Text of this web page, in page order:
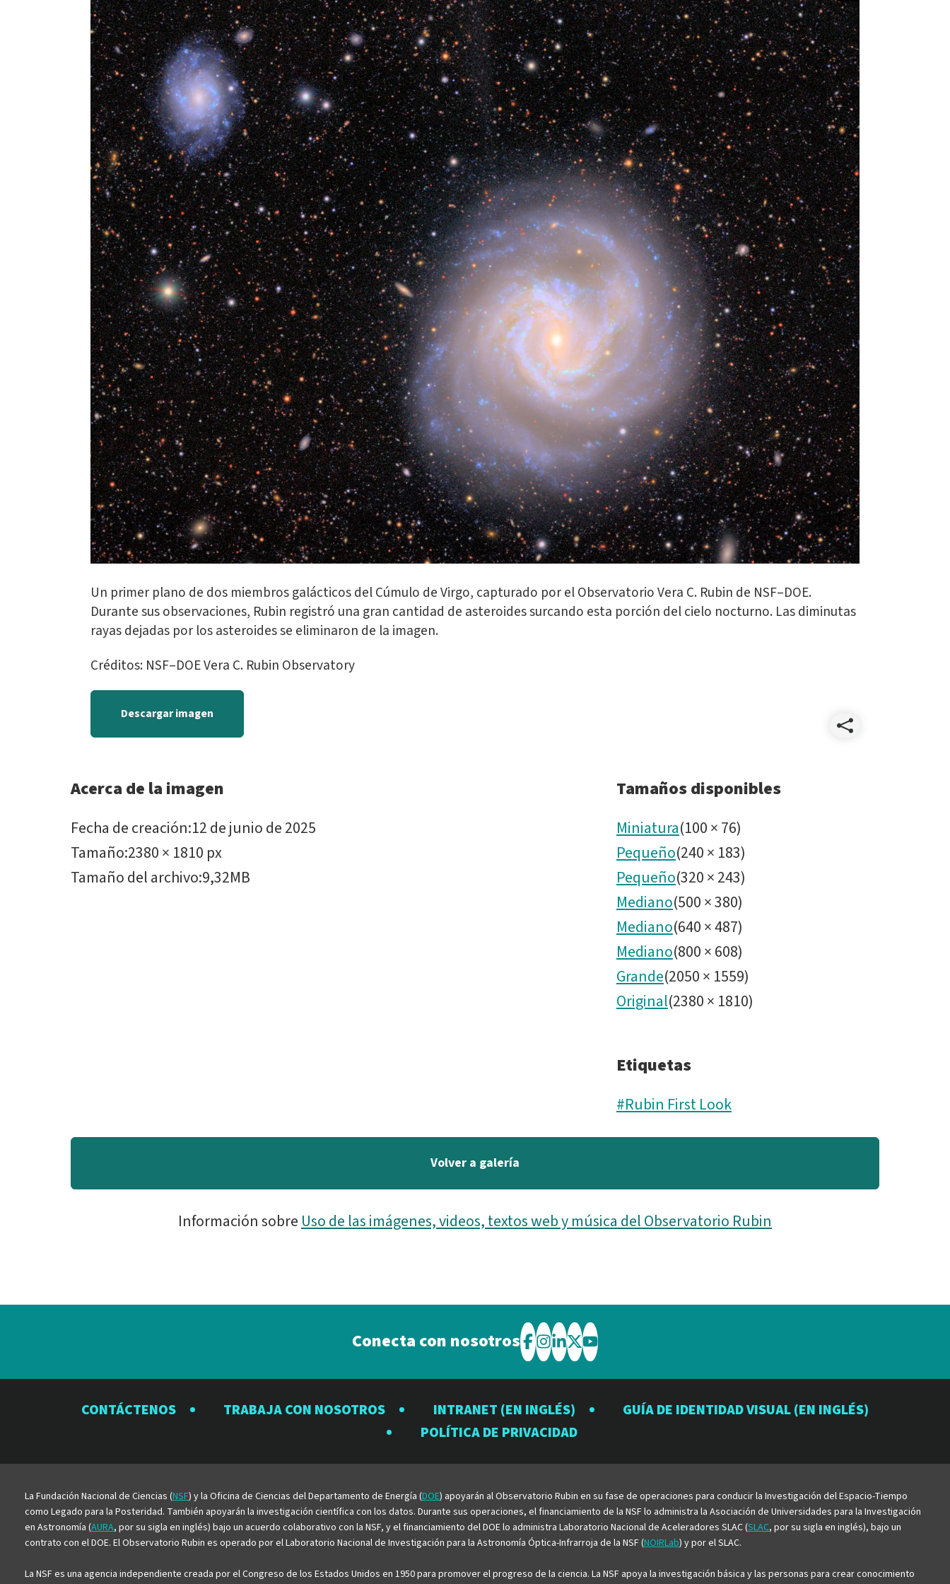
Un primer plano de dos miembros galácticos del Cúmulo de Virgo, capturado por el Observatorio Vera C. Rubin de NSF–DOE.
Durante sus observaciones, Rubin registró una gran cantidad de asteroides surcando esta porción del cielo nocturno. Las diminutas
rayas dejadas por los asteroides se eliminaron de la imagen.
Créditos: NSF–DOE Vera C. Rubin Observatory
Descargar imagen
Acerca de la imagen
Fecha de creación:12 de junio de 2025
Tamaño:2380 × 1810 px
Tamaño del archivo:9,32MB
Tamaños disponibles
Miniatura(100×76)
Pequeño(240× 183)
Pequeño(320×243)
Mediano(500×380)
Mediano(640×487)
Mediano(800×608)
Grande(2050× 1559)
Original(2380× 1810)
Etiquetas
#Rubin First Look
Volver a galería
Información sobre Uso de las imágenes, videos, textos web y música del Observatorio Rubin
Conecta con nosotros Visite
el
Observatorio
Rubin
Visite
el
Observatorio
Rubin
Visite
el
Observatorio
Rubin
Visite
el
Observatorio
Rubin
Visite
el
Observatorio
CONTÁCTENOS TRABAJA CON NOSOTROS INTRANET (EN INGLÉS)
GUÍA DE IDENTIDAD VISUAL (EN INGLÉS)
POLÍTICA DE PRIVACIDAD
La Fundación Nacional de Ciencias (NSF) y la Oficina de Ciencias del Departamento de Energía (DOE) apoyarán al Observatorio Rubin en su fase de operaciones para conducir la Investigación del Espacio-Tiempo
como Legado para la Posteridad. También apoyarán la investigación científica con los datos. Durante sus operaciones, el financiamiento de la NSF lo administra la Asociación de Universidades para la Investigación
en Astronomía (AURA, por su sigla en inglés) bajo un acuerdo colaborativo con la NSF, y el financiamiento del DOE lo administra Laboratorio Nacional de Aceleradores SLAC (SLAC, por su sigla en inglés), bajo un
contrato con el DOE. El Observatorio Rubin es operado por el Laboratorio Nacional de Investigación para la Astronomía Óptica-Infrarroja de la NSF (NOIRLab) y por el SLAC.
La NSF es una agencia independiente creada por el Congreso de los Estados Unidos en 1950 para promover el progreso de la ciencia. La NSF apoya la investigación básica y las personas para crear conocimiento